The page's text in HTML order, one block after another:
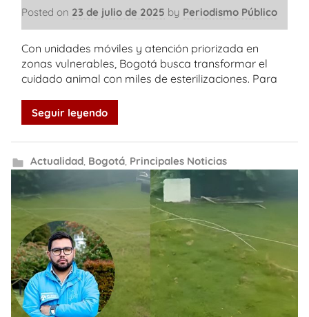
Posted on 23 de julio de 2025 by Periodismo Público
Con unidades móviles y atención priorizada en
zonas vulnerables, Bogotá busca transformar el
cuidado animal con miles de esterilizaciones. Para
Seguir leyendo
Actualidad, Bogotá, Principales Noticias